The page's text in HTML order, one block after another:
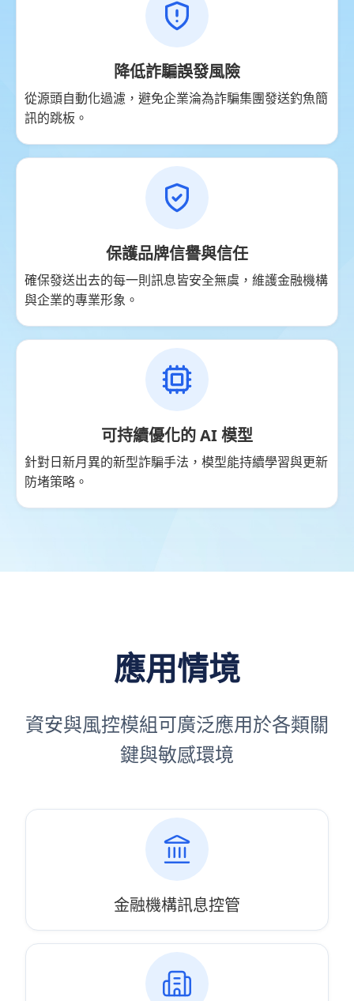
降低詐騙誤發風險
從源頭自動化過濾，避免企業淪為詐騙集團發送釣魚簡
訊的跳板。
保護品牌信譽與信任
確保發送出去的每一則訊息皆安全無虞，維護金融機構
與企業的專業形象。
可持續優化的 AI 模型
針對日新月異的新型詐騙手法，模型能持續學習與更新
防堵策略。
應用情境
資安與風控模組可廣泛應用於各類關
鍵與敏感環境
金融機構訊息控管